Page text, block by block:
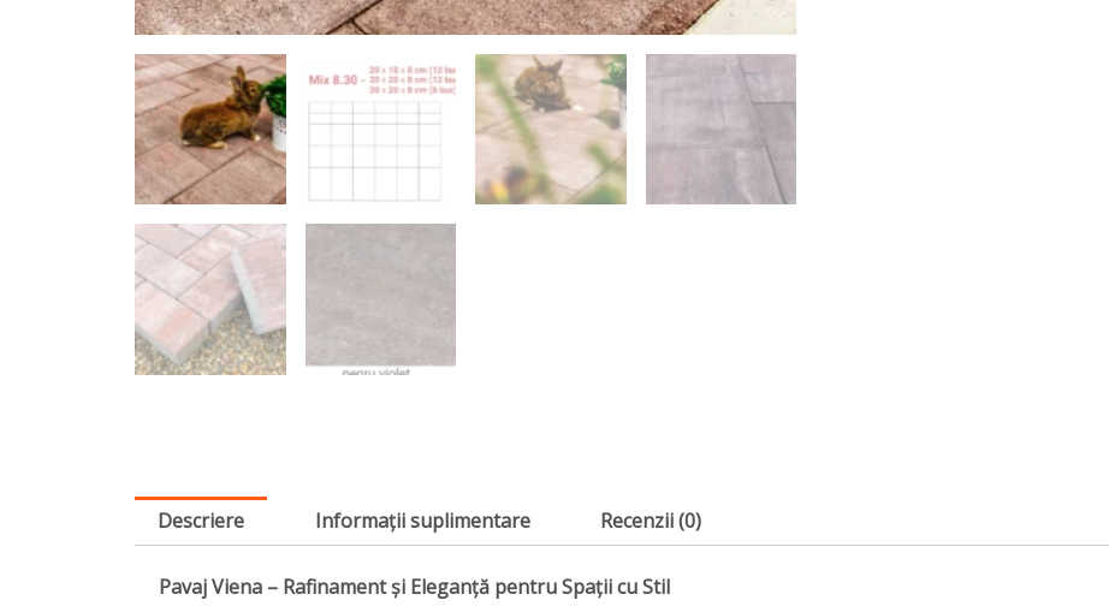
Descriere Informații suplimentare Recenzii (0)
Pavaj Viena – Rafinament și Eleganță pentru Spații cu Stil